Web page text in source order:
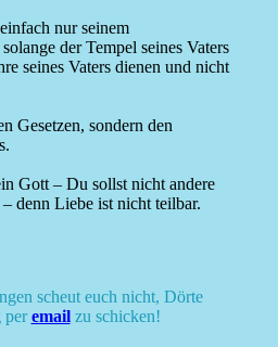
nur seinem
der Tempel seines Vaters
seines Vaters dienen und nicht
Gesetzen, sondern den
Gott – Du sollst nicht andere
denn Liebe ist nicht teilbar.
scheut euch nicht, Dörte
peremailzu schicken!